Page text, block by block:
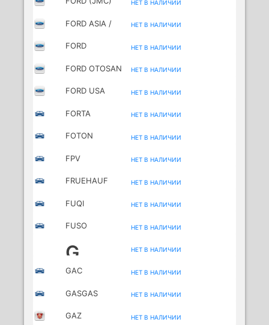
НЕТ В НАЛИЧИИ
FORD ASIA /
НЕТ В НАЛИЧИИ
FORD
НЕТ В НАЛИЧИИ
FORD OTOSAN НЕТ В НАЛИЧИИ
FORD USA НЕТ В НАЛИЧИИ
FORTA НЕТ В НАЛИЧИИ
FOTON НЕТ В НАЛИЧИИ
FPV НЕТ В НАЛИЧИИ
FRUEHAUF НЕТ В НАЛИЧИИ
FUQI НЕТ В НАЛИЧИИ
FUSO
НЕТ В НАЛИЧИИ
G НЕТ В НАЛИЧИИ
GAC НЕТ В НАЛИЧИИ
GASGAS
НЕТ В НАЛИЧИИ
GAZ НЕТ В НАЛИЧИИ